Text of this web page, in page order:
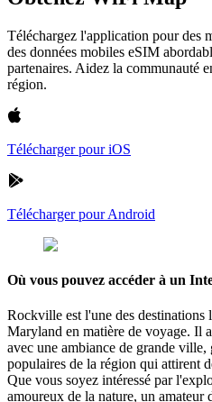
Téléchargez l'application pour des
des données mobiles eSIM
partenaires. Aidez la communauté
région.
Télécharger pour iOS
Télécharger pour Android
Où vous pouvez accéder à un
Rockville est l'une des destinations
Maryland en matière de voyage. Il
avec une ambiance de grande
populaires de la région qui attirent
Que vous soyez intéressé par
amoureux de la nature, un amateur